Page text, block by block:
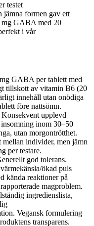
jämna formen gav ett
mg GABA med 20
i vår
GABA per tablett med
tillskott av vitamin B6 (20
innehåll utan onödiga
före nattsömn.
upplevd
inom 30–50
utan morgontrötthet.
individer, men jämn
per testare.
god tolerans.
ökad puls
kända reaktioner på
magproblem.
ingredienslista,
Vegansk formulering
transparens.